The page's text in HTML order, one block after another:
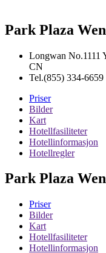
Park Plaza
Longwan No.1111
CN
Tel.(855) 334-6659
Priser
Bilder
Kart
Hotellfasiliteter
Hotellinformasjon
Hotellregler
Park Plaza
Priser
Bilder
Kart
Hotellfasiliteter
Hotellinformasjon